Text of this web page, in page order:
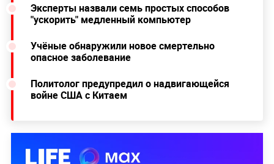
Эксперты назвали семь простых способов
"ускорить" медленный компьютер
Учёные обнаружили новое смертельно
опасное заболевание
Политолог предупредил о надвигающейся
войне США с Китаем